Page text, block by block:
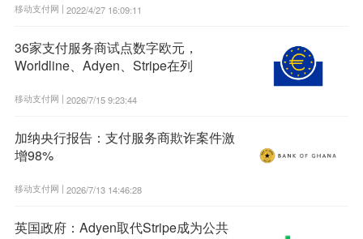
移动支付网 | 2022/4/27 16:09:11
36家支付服务商试点数字欧元，
Worldline、Adyen、Stripe在列
移动支付网 | 2026/7/15 9:23:44
加纳央行报告：支付服务商欺诈案件激
增98%
移动支付网 | 2026/7/13 14:46:28
英国政府：Adyen取代Stripe成为公共